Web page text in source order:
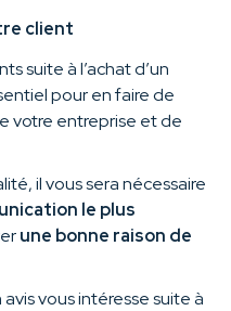
client
suite à l’achat d’un
pour en faire de
votre entreprise et de
il vous sera nécessaire
le plus
une bonne raison de
vous intéresse suite à